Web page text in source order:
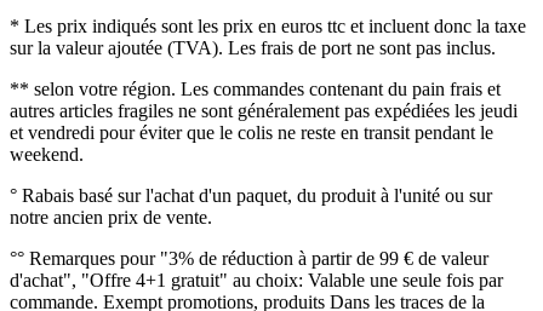
* Les prix indiqués sont les prix en euros ttc et incluent donc la taxe
sur la valeur ajoutée (TVA). Les frais de port ne sont pas inclus.
** selon votre région. Les commandes contenant du pain frais et
autres articles fragiles ne sont généralement pas expédiées les jeudi
et vendredi pour éviter que le colis ne reste en transit pendant le
weekend.
° Rabais basé sur l'achat d'un paquet, du produit à l'unité ou sur
notre ancien prix de vente.
°° Remarques pour "3% de réduction à partir de 99 € de valeur
d'achat", "Offre 4+1 gratuit" au choix: Valable une seule fois par
commande. Exempt promotions, produits Dans les traces de la